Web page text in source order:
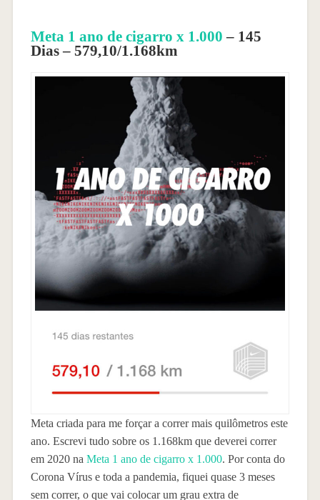
Meta 1 ano de cigarro x 1.000 – 145
Dias – 579,10/1.168km
Meta criada para me forçar a correr mais quilômetros este
ano. Escrevi tudo sobre os 1.168km que deverei correr
em 2020 na Meta 1 ano de cigarro x 1.000. Por conta do
Corona Vírus e toda a pandemia, fiquei quase 3 meses
sem correr, o que vai colocar um grau extra de